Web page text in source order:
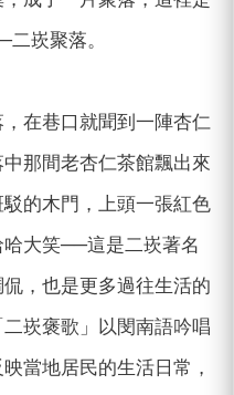
崁聚落。
在巷口就聞到一陣杏仁
那間老杏仁茶館飄出來
的木門，上頭一張紅色
大笑──這是二崁著名
，也是更多過往生活的
崁褒歌」以閔南語吟唱
當地居民的生活日常，